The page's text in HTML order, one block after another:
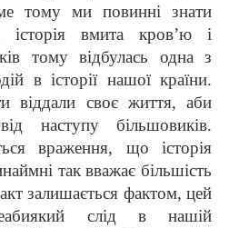
тому ми повинні знати
вмита кров’ю і
тому відбулась одна з
в історії нашої країни.
віддали своє життя, аби
наступу більшовиків.
враження, що історія
так вважає більшість
залишається фактом, цей
слід в нашій